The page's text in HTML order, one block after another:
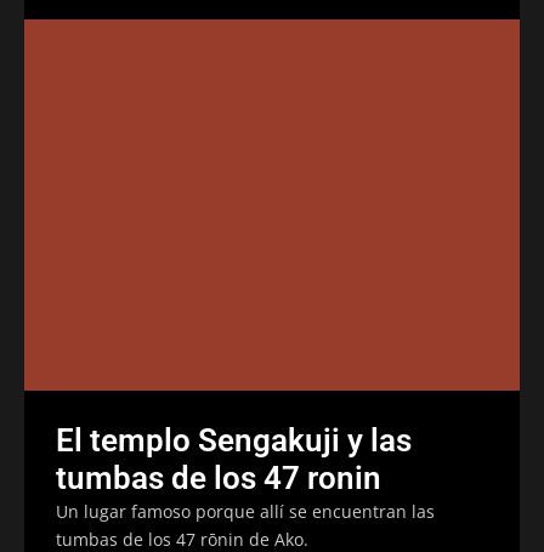
El templo Sengakuji y las
tumbas de los 47 ronin
Un lugar famoso porque allí se encuentran las
tumbas de los 47 rōnin de Ako.